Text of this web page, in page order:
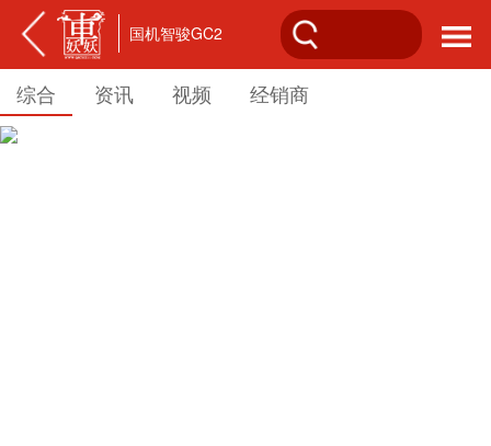
国机智骏GC2
综合 资讯 视频 经销商